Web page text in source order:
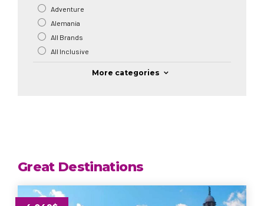
Adventure
Alemania
All Brands
All Inclusive
More categories
Great Destinations